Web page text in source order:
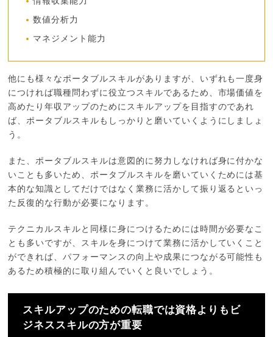
数値分析力
マネジメント能力
他にも様々なポータブルスキルがありますが、いずれも一度身
につければ職種問わずに役立つスキルであるため、市場価値を
高めたり年収アップのためにスキルアップを目指すのであれ
ば、ポータブルスキルもしっかりと磨いていくようにしましょ
う。
また、ポータブルスキルは意図的に努力しなければ身に付かな
いことも多いため、ポータブルスキルを磨いていくためには基
本的な知識としてだけではなく業務に活かして振り返るといっ
た反復的な行動が必要になります。
テクニカルスキルと同様に身につけるためには時間が必要なこ
とも多いですが、スキルを身につけて業務に活かしていくこと
ができれば、パフォーマンスの向上や成果につながる可能性も
あるため積極的に取り組んでいくと良いでしょう。
スキルアップのための転職では資格よりもビ
ジネススキルの方が重要